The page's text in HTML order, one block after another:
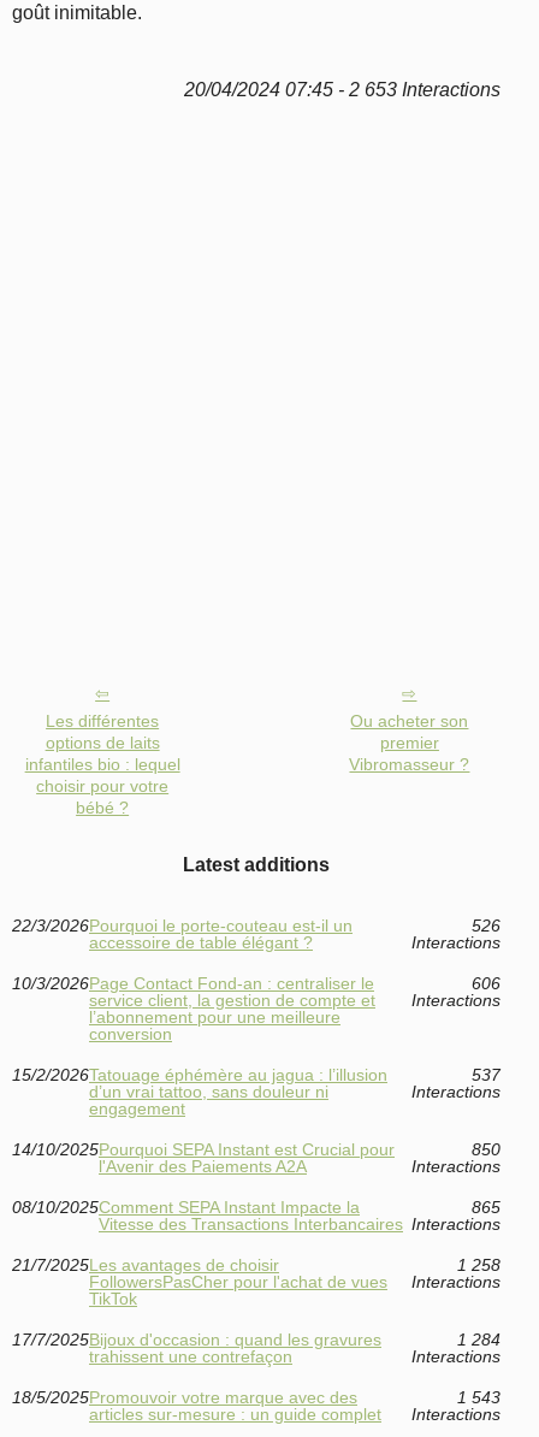
goût inimitable.
20/04/2024 07:45 - 2 653 Interactions
Les différentes
options de laits
infantiles bio : lequel
choisir pour votre
bébé ?
Ou acheter son
premier
Vibromasseur ?
Latest additions
22/3/2026Pourquoi le porte-couteau est-il un
accessoire de table élégant ?
526
Interactions
10/3/2026Page Contact Fond‑an : centraliser le
service client, la gestion de compte et
l’abonnement pour une meilleure
conversion
606
Interactions
15/2/2026Tatouage éphémère au jagua : l’illusion
d’un vrai tattoo, sans douleur ni
engagement
537
Interactions
14/10/2025Pourquoi SEPA Instant est Crucial pour
l'Avenir des Paiements A2A
850
Interactions
08/10/2025Comment SEPA Instant Impacte la
Vitesse des Transactions Interbancaires
865
Interactions
21/7/2025Les avantages de choisir
FollowersPasCher pour l'achat de vues
TikTok
1 258
Interactions
17/7/2025Bijoux d'occasion : quand les gravures
trahissent une contrefaçon
1 284
Interactions
18/5/2025Promouvoir votre marque avec des
articles sur-mesure : un guide complet
1 543
Interactions